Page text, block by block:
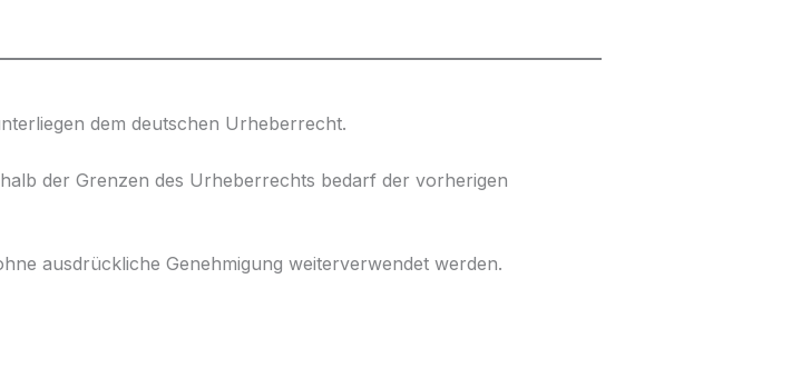
dem deutschen Urheberrecht.
der Grenzen des Urheberrechts bedarf der vorherigen
ausdrückliche Genehmigung weiterverwendet werden.